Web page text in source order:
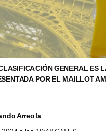
GENERAL ES
POR EL MAILLOT
Arreola